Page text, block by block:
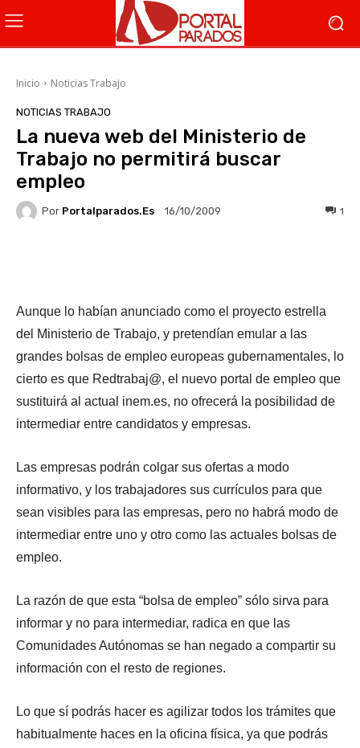
Inicio Noticias Trabajo
NOTICIAS TRABAJO
La nueva web del Ministerio de
Trabajo no permitirá buscar
empleo
Por Portalparados.es 16/10/2009 1
Aunque lo habían anunciado como el proyecto estrella
del Ministerio de Trabajo, y pretendían emular a las
grandes bolsas de empleo europeas gubernamentales, lo
cierto es que Redtrabaj@, el nuevo portal de empleo que
sustituirá al actual inem.es, no ofrecerá la posibilidad de
intermediar entre candidatos y empresas.
Las empresas podrán colgar sus ofertas a modo
informativo, y los trabajadores sus currículos para que
sean visibles para las empresas, pero no habrá modo de
intermediar entre uno y otro como las actuales bolsas de
empleo.
La razón de que esta “bolsa de empleo” sólo sirva para
informar y no para intermediar, radica en que las
Comunidades Autónomas se han negado a compartir su
información con el resto de regiones.
Lo que sí podrás hacer es agilizar todos los trámites que
habitualmente haces en la oficina física, ya que podrás